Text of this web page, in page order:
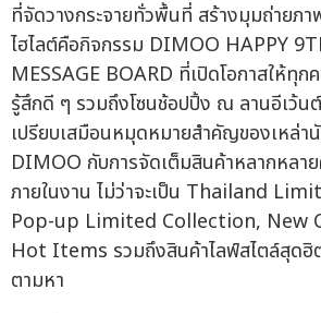
ที่จัดวางกระจายทั่วพื้นที่ สร้างมุมถ่ายภ
ไฮไลต์คือกิจกรรม DIMOO HAPPY
MESSAGE BOARD ที่เปิดโอกาสให้ทุ
รู้สึกดี ๆ รวมถึงโซนช้อปปิ้ง ณ ลานอีเว้
เปรียบเสมือนหมุดหมายสำคัญของเหล่า
DIMOO กับการจัดเต็มสินค้าหลากหลาย
ภายในงาน ไม่ว่าจะเป็น Thailand
Pop-up Limited Collection, New
Hot Items รวมถึงสินค้าไลฟ์สไตล์สุดฮิ
ตามหา